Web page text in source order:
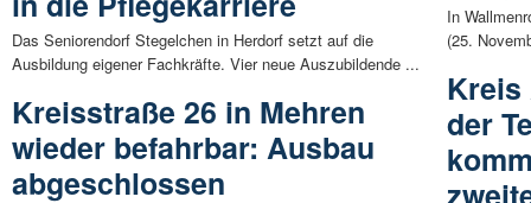
Das Seniorendorf Stegelchen in Herdorf setzt auf die
Ausbildung eigener Fachkräfte. Vier neue Auszubildende ...
Kreisstraße 26 in Mehren
wieder befahrbar: Ausbau
abgeschlossen
In
(25.
Kreis
der